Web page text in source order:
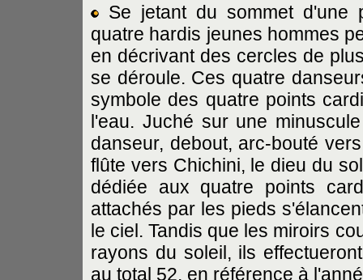
Se jetant du sommet d'une
quatre hardis jeunes hommes
en décrivant des cercles de
se déroule. Ces quatre
symbole des quatre points
l'eau. Juché sur une
danseur, debout, arc-bouté
flûte vers Chichini, le dieu du
dédiée aux quatre points
attachés par les pieds
le ciel. Tandis que les miroirs
rayons du soleil, ils
au total 52, en référence à